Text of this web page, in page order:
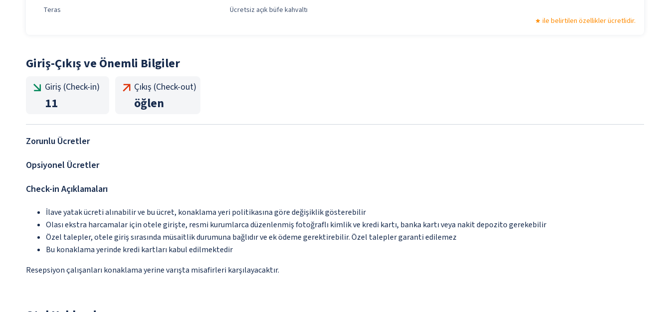
Teras
Ücretsiz açık büfe kahvaltı
ile belirtilen özellikler ücretlidir.
Giriş-Çıkış ve Önemli Bilgiler
Giriş (Check-in)
11
Çıkış (Check-out)
öğlen
Zorunlu Ücretler
Opsiyonel Ücretler
Check-in Açıklamaları
İlave yatak ücreti alınabilir ve bu ücret, konaklama yeri politikasına göre değişiklik gösterebilir
Olası ekstra harcamalar için otele girişte, resmi kurumlarca düzenlenmiş fotoğraflı kimlik ve kredi kartı, banka kartı veya nakit depozito gerekebilir
Özel talepler, otele giriş sırasında müsaitlik durumuna bağlıdır ve ek ödeme gerektirebilir. Özel talepler garanti edilemez
Bu konaklama yerinde kredi kartları kabul edilmektedir
Resepsiyon çalışanları konaklama yerine varışta misafirleri karşılayacaktır.